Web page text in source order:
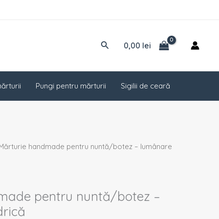
Caută0,00 lei
Pungi pentru mărturii Sigilii de ceară
handmade pentru nuntă/botez – lumânare
pentru nuntă/botez –